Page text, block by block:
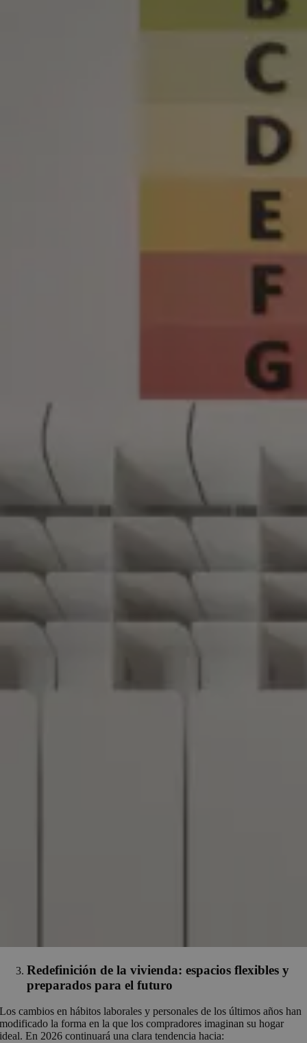
Redefinición de la vivienda: espacios flexibles y
preparados para el futuro
Los cambios en hábitos laborales y personales de los últimos años han
modificado la forma en la que los compradores imaginan su hogar
ideal. En 2026 continuará una clara tendencia hacia: